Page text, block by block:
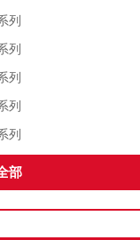
列
列
列
列
列
部